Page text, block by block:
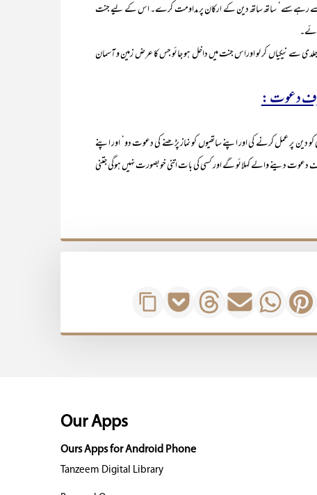
سہے‘ ساتھ ساتھ دین کے ارکان پر مداومت کرے۔ اس کے لیے جنت
سے نیکیاں کر لو اوراس جنت میں داخل ہو جائو جس کا عرض زمین و آسمان
دین پر عمل کرنے کی اور اپنے ساتھیوں کو نماز پڑھنے کی دعوت دو‘ اور اپنے
دعوت دینے والے کہلائو گے اور کسی کی بات اتنی خوبصورت نہیں ہوگی جتنی
Our Apps
Ours Apps for Android Phone
Tanzeem Digital Library